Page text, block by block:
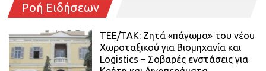
Ροή Ειδήσεων
ΤΕΕ/ΤΑΚ: Ζητά «πάγωμα» του νέου
Χωροταξικού για Βιομηχανία και
Logistics – Σοβαρές ενστάσεις για